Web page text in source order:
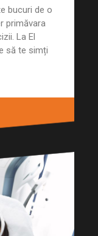
bucuri de o
primăvara
La El
să te simți